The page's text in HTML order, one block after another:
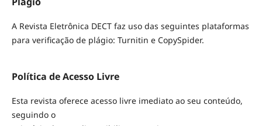
A Revista Eletrônica DECT faz uso das seguintes plataformas
para verificação de plágio: Turnitin e CopySpider.
Política de Acesso Livre
Esta revista oferece acesso livre imediato ao seu conteúdo,
seguindo o